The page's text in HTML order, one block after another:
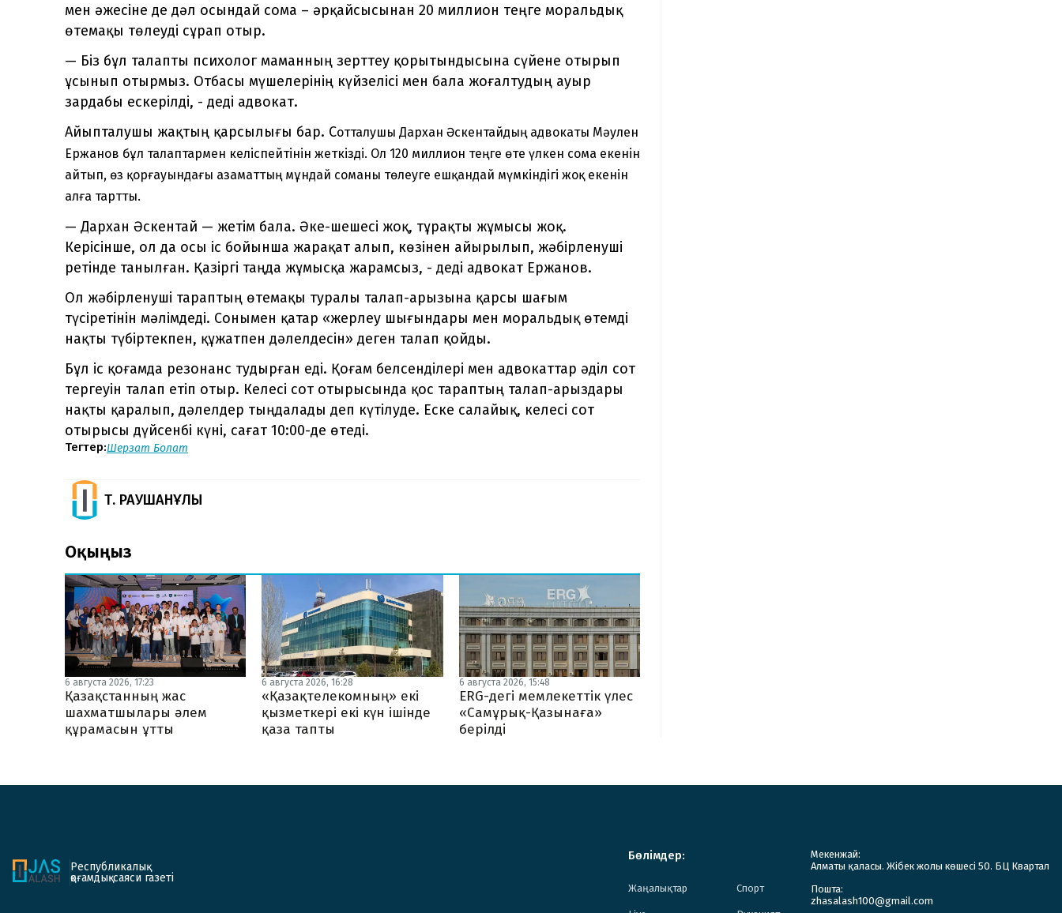
мен әжесіне де дәл осындай сома – әрқайсысынан 20 миллион теңге моральдық
өтемақы төлеуді сұрап отыр.
— Біз бұл талапты психолог маманның зерттеу қорытындысына сүйене отырып
ұсынып отырмыз. Отбасы мүшелерінің күйзелісі мен бала жоғалтудың ауыр
зардабы ескерілді, - деді адвокат.
Айыпталушы жақтың қарсылығы бар. Сотталушы Дархан Әскентайдың адвокаты Мәулен
Ержанов бұл талаптармен келіспейтінін жеткізді. Ол 120 миллион теңге өте үлкен сома екенін
айтып, өз қорғауындағы азаматтың мұндай соманы төлеуге ешқандай мүмкіндігі жоқ екенін
алға тартты.
— Дархан Әскентай — жетім бала. Әке-шешесі жоқ, тұрақты жұмысы жоқ.
Керісінше, ол да осы іс бойынша жарақат алып, көзінен айырылып, жәбірленуші
ретінде танылған. Қазіргі таңда жұмысқа жарамсыз, - деді адвокат Ержанов.
Ол жәбірленуші тараптың өтемақы туралы талап-арызына қарсы шағым
түсіретінін мәлімдеді. Сонымен қатар «жерлеу шығындары мен моральдық өтемді
нақты түбіртекпен, құжатпен дәлелдесін» деген талап қойды.
Бұл іс қоғамда резонанс тудырған еді. Қоғам белсенділері мен адвокаттар әділ сот
тергеуін талап етіп отыр. Келесі сот отырысында қос тараптың талап-арыздары
нақты қаралып, дәлелдер тыңдалады деп күтілуде. Еске салайық, келесі сот
отырысы дүйсенбі күні, сағат 10:00-де өтеді.
Тегтер:Шерзат Болат
Т. РАУШАНҰЛЫ
Оқыңыз
6 августа 2026, 17:23
Қазақстанның жас
шахматшылары әлем
құрамасын ұтты
6 августа 2026, 16:28
«Қазақтелекомның» екі
қызметкері екі күн ішінде
қаза тапты
6 августа 2026, 15:48
ERG-дегі мемлекеттік үлес
«Самұрық-Қазынаға»
берілді
Республикалық
қоғамдық-саяси газеті
Бөлімдер:
Жаңалықтар Спорт
Мекенжай:
Алматы қаласы. Жібек жолы көшесі 50. БЦ Квартал
Пошта:
zhasalash100@gmail.com